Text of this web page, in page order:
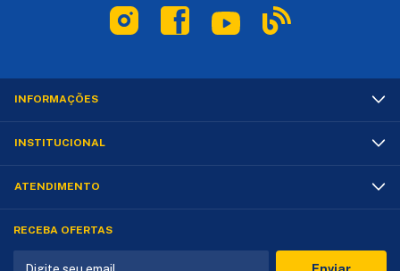
INFORMAÇÕES
INSTITUCIONAL
ATENDIMENTO
RECEBA OFERTAS